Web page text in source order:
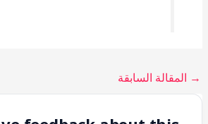
→ المقالة السابقة